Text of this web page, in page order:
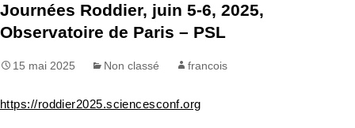
Journées Roddier, juin 5-6, 2025,
Observatoire de Paris – PSL
15 mai 2025 Non classé francois
https://roddier2025.sciencesconf.org